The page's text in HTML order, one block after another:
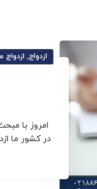
ازدواج,
امروز با
در کشور ما ازدواج موقت